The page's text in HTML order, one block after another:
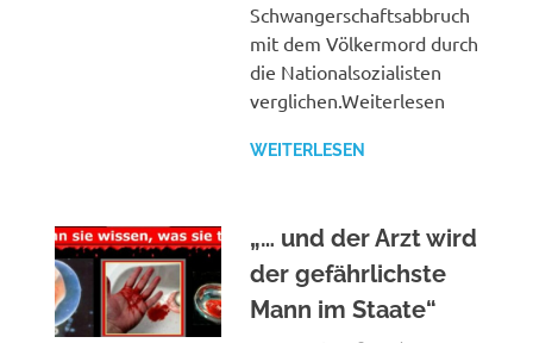
Schwangerschaftsabbruch
mit dem Völkermord durch
die Nationalsozialisten
verglichen.Weiterlesen
WEITERLESEN
„… und der Arzt wird
der gefährlichste
Mann im Staate“